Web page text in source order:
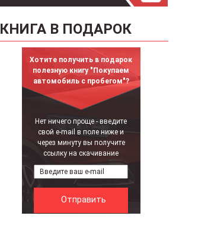
КНИГА В ПОДАРОК
Хотите получить в подарок
полезную книгу "Покупаем
автомобиль с пробегом"?
Нет ничего проще - введите
свой e-mail в поле ниже и
через минуту вы получите
ссылку на скачивание